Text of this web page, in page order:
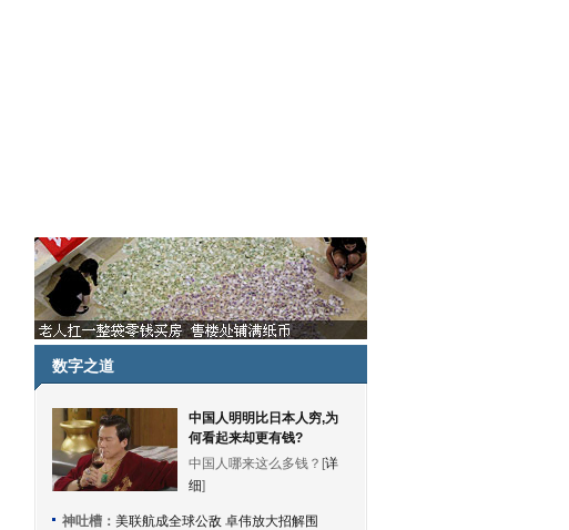
数字之道
中国人明明比日本人穷,为
何看起来却更有钱?
中国人哪来这么多钱？[详
细]
神吐槽： 美联航成全球公敌 卓伟放大招解围